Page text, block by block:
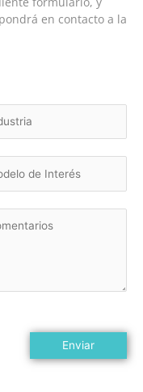
en contacto a la